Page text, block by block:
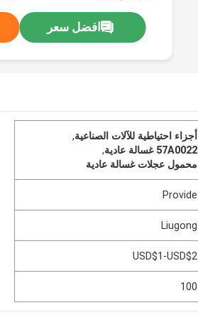
افضل سعر
أجزاء احتياطية للآلات الصناعية,
57A0022 غسالة عادية
,
محمول عجلات غسالة عادية
Provide
Liugong
USD$1-USD$2
100